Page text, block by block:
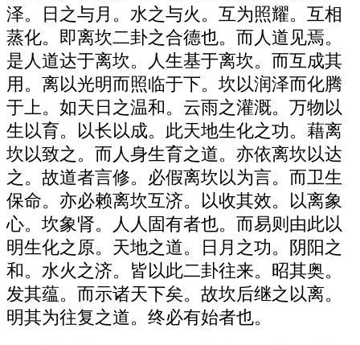
泽。日之与月。水之与火。互为照耀。互相
蒸化。即离坎二卦之合德也。而人道见焉。
是人道达于离坎。人生基于离坎。而互成其
用。离以光明而照临于下。坎以润泽而化腾
于上。如天日之温和。云雨之灌溉。万物以
生以育。以长以成。此天地生化之功。藉离
坎以致之。而人身生育之道。亦依离坎以达
之。故道者言修。必假离坎以为言。而卫生
保命。亦必赖离坎互济。以收其效。以离象
心。坎象肾。人人固有者也。而易则由此以
明生化之原。天地之道。日月之功。阴阳之
和。水火之济。皆以此二卦往来。昭其奥。
发其蕴。而示诸天下矣。故坎后继之以离。
明其为往复之道。终必有始者也。